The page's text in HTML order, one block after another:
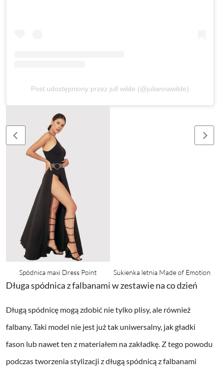
Post udostępniony przez jull wilde (@juliannawilde)
Spódnica maxi Dress Point Sukienka letnia Made of Emotion
Długa spódnica z falbanami w zestawie na co dzień
Długą spódnicę mogą zdobić nie tylko plisy, ale również
falbany. Taki model nie jest już tak uniwersalny, jak gładki
fason lub nawet ten z materiałem na zakładkę. Z tego powodu
podczas tworzenia stylizacji z długą spódnicą z falbanami